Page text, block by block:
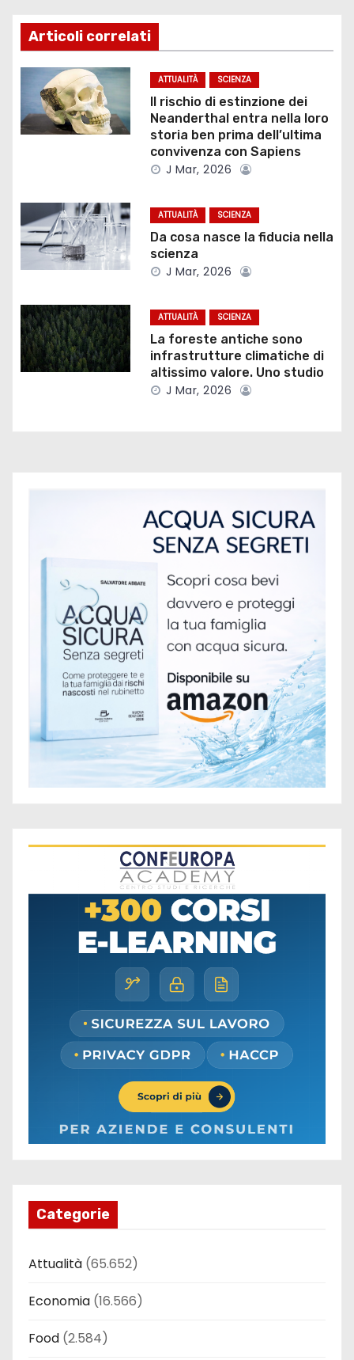
i
g
z
o
n
e
a
r
t
Articoli correlati
ATTUALITÀ SCIENZA
Il rischio di estinzione dei
Neanderthal entra nella loro
storia ben prima dell’ultima
convivenza con Sapiens
J Mar, 2026
ATTUALITÀ SCIENZA
Da cosa nasce la fiducia nella
scienza
J Mar, 2026
ATTUALITÀ SCIENZA
La foreste antiche sono
infrastrutture climatiche di
altissimo valore. Uno studio
J Mar, 2026
Categorie
Attualità (65.652)
Economia (16.566)
Food (2.584)